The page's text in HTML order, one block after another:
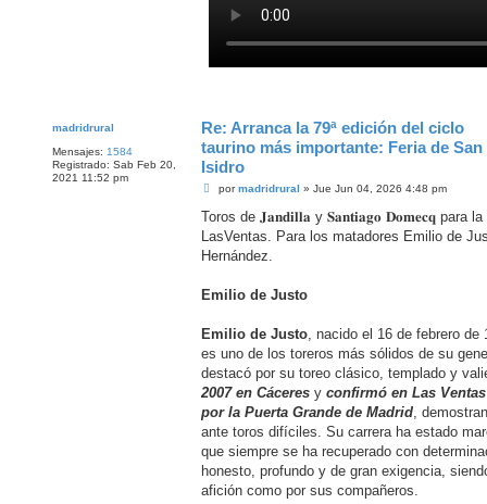
madridrural
Mensajes: 1584
Registrado: Sab Feb 20,
2021 11:52 pm
Re: Arranca la 79ª edición del ciclo
taurino más importante: Feria de San
Isidro
M
n
a
j
pormadridrural » Jue Jun 04, 2026 4:48 pm
Toros de 𝐉𝐚𝐧𝐝𝐢𝐥𝐥𝐚 y 𝐒𝐚𝐧𝐭𝐢𝐚𝐠𝐨 𝐃𝐨𝐦𝐞𝐜𝐪 para
LasVentas. Para los matadores Emilio de
Hernández.
Emilio de Justo
Emilio de Justo, nacido el 16 de febrero de
es uno de los toreros más sólidos de su
destacó por su toreo clásico, templado y
2007 en Cáceresyconfirmó en Las Ventas
por la Puerta Grande de Madrid,
ante toros difíciles. Su carrera ha estado
que siempre se ha recuperado con
honesto, profundo y de gran exigencia,
afición como por sus compañeros.